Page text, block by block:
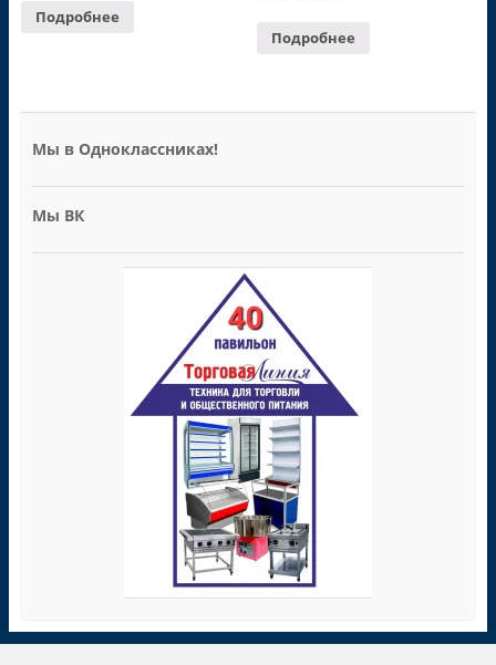
Подробнее
Подробнее
Мы в Одноклассниках!
Мы ВК